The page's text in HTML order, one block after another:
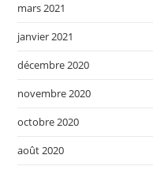
mars 2021
janvier 2021
décembre 2020
novembre 2020
octobre 2020
août 2020